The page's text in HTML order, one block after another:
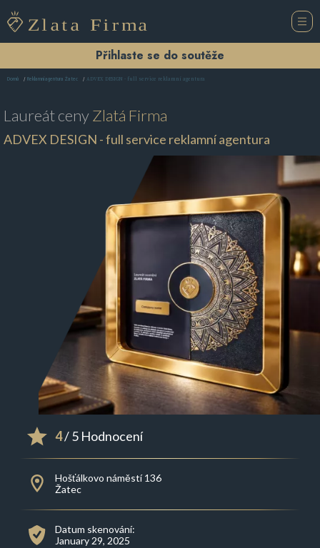
Přihlaste se do soutěže
Domů Reklamní agentura Žatec ADVEX DESIGN - full service reklamní agentura
Laureát cenyZlatá Firma
ADVEX DESIGN - full service reklamní agentura
4/ 5 Hodnocení
Hošťálkovo náměstí 136
Žatec
Datum skenování:
January 29, 2025